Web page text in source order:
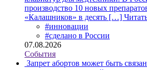
производство 10 новых
«Калашников» в десять […]
#инновации
#сделано в России
07.08.2026
События
Запрет абортов может быть